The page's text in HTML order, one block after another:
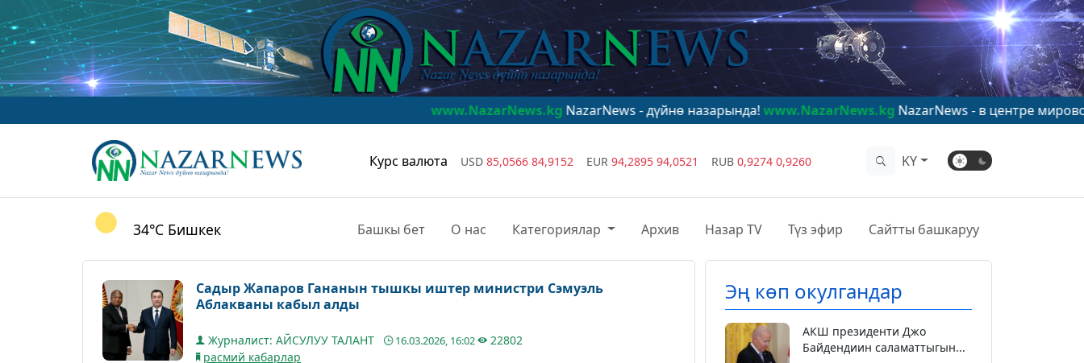
www.NazarNews.kgNazarNews - дүйнө назарында!www.NazarNews.kgNazarNews - в центре мирового внимания!
Курс валюта USD 85,0566 84,9152 EUR 94,2895 94,0521 RUB 0,9274 0,9260 KY
34°C Бишкек Башкы бет О нас Категориялар Архив Назар TV Түз эфир Сайтты башкаруу
Садыр Жапаров Гананын тышкы иштер министри Сэмуэль
Аблакваны кабыл алды
Журналист: АЙСУЛУУ ТАЛАНТ 16.03.2026, 16:02
22802
расмий кабарлар
Эң көп окулгандар
АКШ президенти Джо
Байдендиин саламаттыгын...